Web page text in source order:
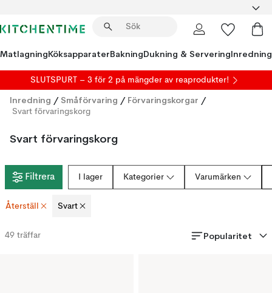
MatlagningKöksapparaterBakningDukning & ServeringInredning
SLUTSPURT – 3 för 2 på mängder av reaprodukter!
Inredning / Småförvaring / Förvaringskorgar /
Svart förvaringskorg
Svart förvaringskorg
Filtrera I lager Kategorier Varumärken
Återställ Svart
49 träffar Popularitet